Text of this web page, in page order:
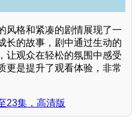
风格和紧凑的剧情展现了一
长的故事，剧中通过生动的
让观众在轻松的氛围中感受
更是提升了观看体验，非常
23集，高清版